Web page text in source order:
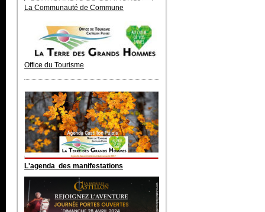
La Communauté de Commune
Office du Tourisme
L'agenda des manifestations